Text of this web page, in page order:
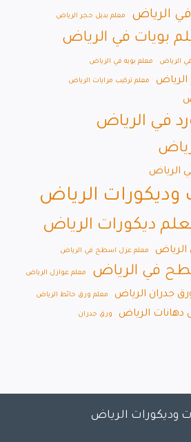
الرياض معلم بديل حجر الرياض
بويات في الرياض
الرياض معلم بويه في الرياض
معلم تركيب مرايات الرياض
في الرياض
الرياض
وديكورات الرياض
ديكورات الرياض
معلم عزل اسطح في الرياض
في الرياض معلم عوازل الرياض
جدران الرياض معلم ورق حائط الرياض
دهانات الرياض ورق جدران
وديكورات الرياض